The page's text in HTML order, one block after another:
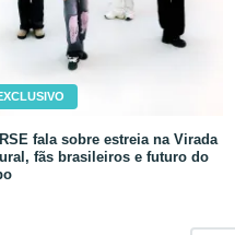
fala sobre estreia na Virada
fãs brasileiros e futuro do